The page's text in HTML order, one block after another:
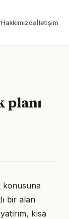
Hakkımızdaİletişim
planı
konusuna
bir alan
kısa